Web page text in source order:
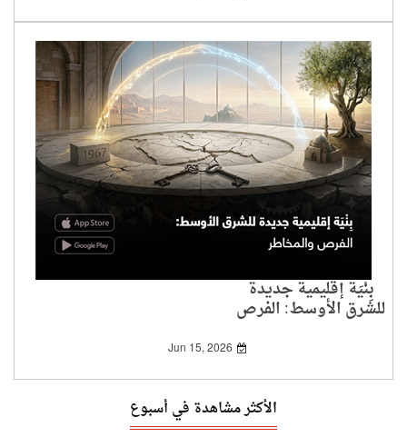
بِنْيَة إقليمية جديدة
للشرق الأوسط: الفرص
Jun 15, 2026
الأكثر مشاهدة في أسبوع